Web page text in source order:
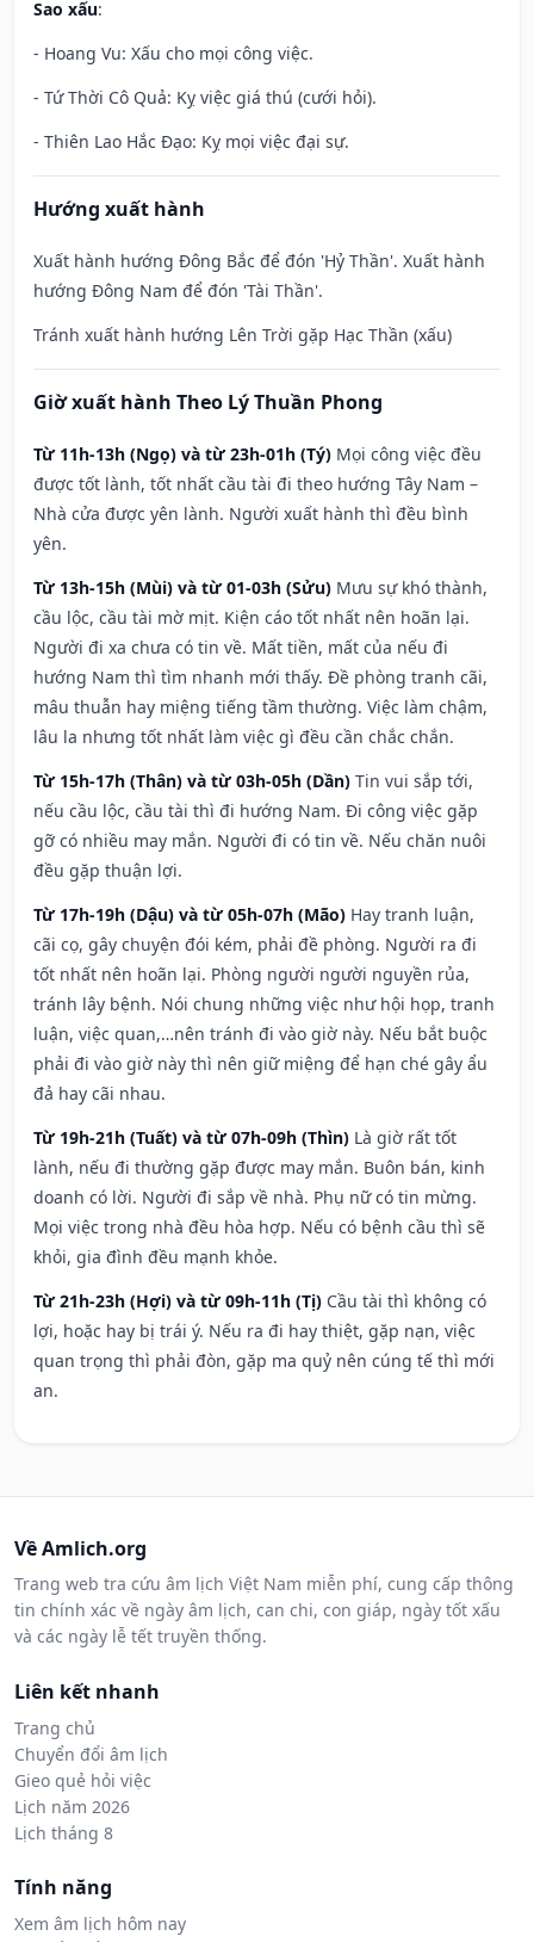
Sao xấu:
- Hoang Vu: Xấu cho mọi công việc.
- Tứ Thời Cô Quả: Kỵ việc giá thú (cưới hỏi).
- Thiên Lao Hắc Đạo: Kỵ mọi việc đại sự.
Hướng xuất hành
Xuất hành hướng Đông Bắc để đón 'Hỷ Thần'. Xuất hành
hướng Đông Nam để đón 'Tài Thần'.
Tránh xuất hành hướng Lên Trời gặp Hạc Thần (xấu)
Giờ xuất hành Theo Lý Thuần Phong
Từ 11h-13h (Ngọ) và từ 23h-01h (Tý) Mọi công việc đều
được tốt lành, tốt nhất cầu tài đi theo hướng Tây Nam –
Nhà cửa được yên lành. Người xuất hành thì đều bình
yên.
Từ 13h-15h (Mùi) và từ 01-03h (Sửu) Mưu sự khó thành,
cầu lộc, cầu tài mờ mịt. Kiện cáo tốt nhất nên hoãn lại.
Người đi xa chưa có tin về. Mất tiền, mất của nếu đi
hướng Nam thì tìm nhanh mới thấy. Đề phòng tranh cãi,
mâu thuẫn hay miệng tiếng tầm thường. Việc làm chậm,
lâu la nhưng tốt nhất làm việc gì đều cần chắc chắn.
Từ 15h-17h (Thân) và từ 03h-05h (Dần) Tin vui sắp tới,
nếu cầu lộc, cầu tài thì đi hướng Nam. Đi công việc gặp
gỡ có nhiều may mắn. Người đi có tin về. Nếu chăn nuôi
đều gặp thuận lợi.
Từ 17h-19h (Dậu) và từ 05h-07h (Mão) Hay tranh luận,
cãi cọ, gây chuyện đói kém, phải đề phòng. Người ra đi
tốt nhất nên hoãn lại. Phòng người người nguyền rủa,
tránh lây bệnh. Nói chung những việc như hội họp, tranh
luận, việc quan,…nên tránh đi vào giờ này. Nếu bắt buộc
phải đi vào giờ này thì nên giữ miệng để hạn ché gây ẩu
đả hay cãi nhau.
Từ 19h-21h (Tuất) và từ 07h-09h (Thìn) Là giờ rất tốt
lành, nếu đi thường gặp được may mắn. Buôn bán, kinh
doanh có lời. Người đi sắp về nhà. Phụ nữ có tin mừng.
Mọi việc trong nhà đều hòa hợp. Nếu có bệnh cầu thì sẽ
khỏi, gia đình đều mạnh khỏe.
Từ 21h-23h (Hợi) và từ 09h-11h (Tị) Cầu tài thì không có
lợi, hoặc hay bị trái ý. Nếu ra đi hay thiệt, gặp nạn, việc
quan trọng thì phải đòn, gặp ma quỷ nên cúng tế thì mới
an.
Về Amlich.org
Trang web tra cứu âm lịch Việt Nam miễn phí, cung cấp thông
tin chính xác về ngày âm lịch, can chi, con giáp, ngày tốt xấu
và các ngày lễ tết truyền thống.
Liên kết nhanh
Trang chủ
Chuyển đổi âm lịch
Gieo quẻ hỏi việc
Lịch năm 2026
Lịch tháng 8
Tính năng
Xem âm lịch hôm nay